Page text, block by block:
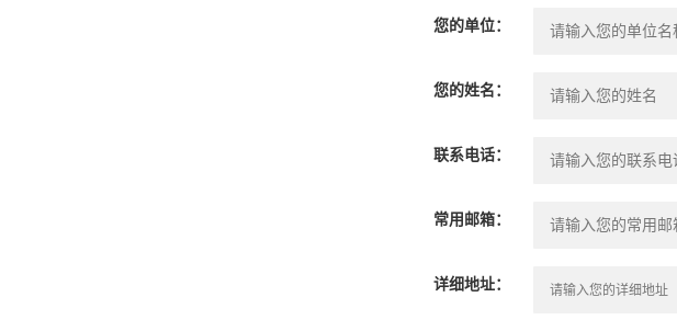
您的单位：
您的姓名：
联系电话：
常用邮箱：
详细地址：